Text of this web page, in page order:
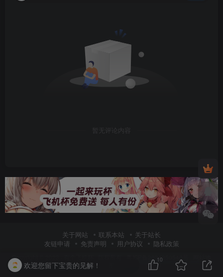
暂无评论内容
关于网站 联系本站
关于站长
友链申请
免责声明 用户协议 隐私政策
Copyright © 2023 · 粤ICP备2024250540号
欢迎您留下宝贵的见解！
10